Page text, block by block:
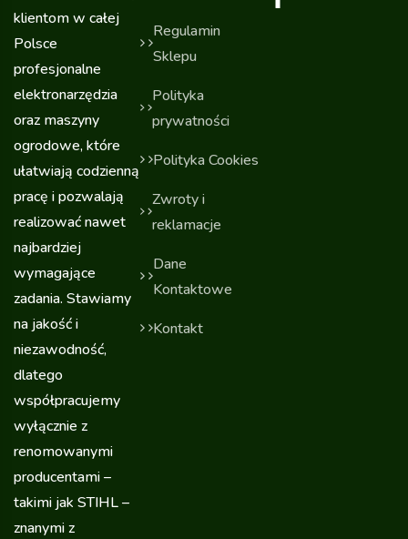
klientom w całej
Polsce
profesjonalne
elektronarzędzia
oraz maszyny
ogrodowe, które
ułatwiają codzienną
pracę i pozwalają
realizować nawet
najbardziej
wymagające
zadania. Stawiamy
na jakość i
niezawodność,
dlatego
współpracujemy
wyłącznie z
renomowanymi
producentami –
takimi jak STIHL –
znanymi z
Regulamin
Sklepu
Polityka
prywatności
Polityka Cookies
Zwroty i
reklamacje
Dane
Kontaktowe
Kontakt